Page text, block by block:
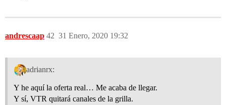
andrescaap 31 Enero, 2020 19:32
42
adrianrx:
Y he aquí la oferta real… Me acaba de llegar.
Y sí, VTR quitará canales de la grilla.